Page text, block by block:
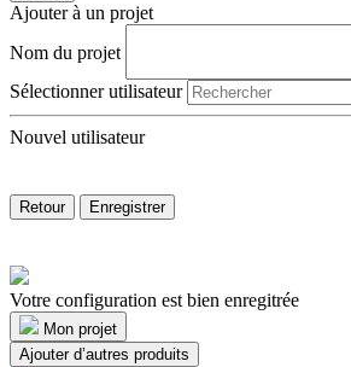
Ajouter à un projet
Nom du projet
Sélectionner utilisateur
Nouvel utilisateur
Retour Enregistrer
Votre configuration est bien enregitrée
Mon projet
Ajouter d’autres produits